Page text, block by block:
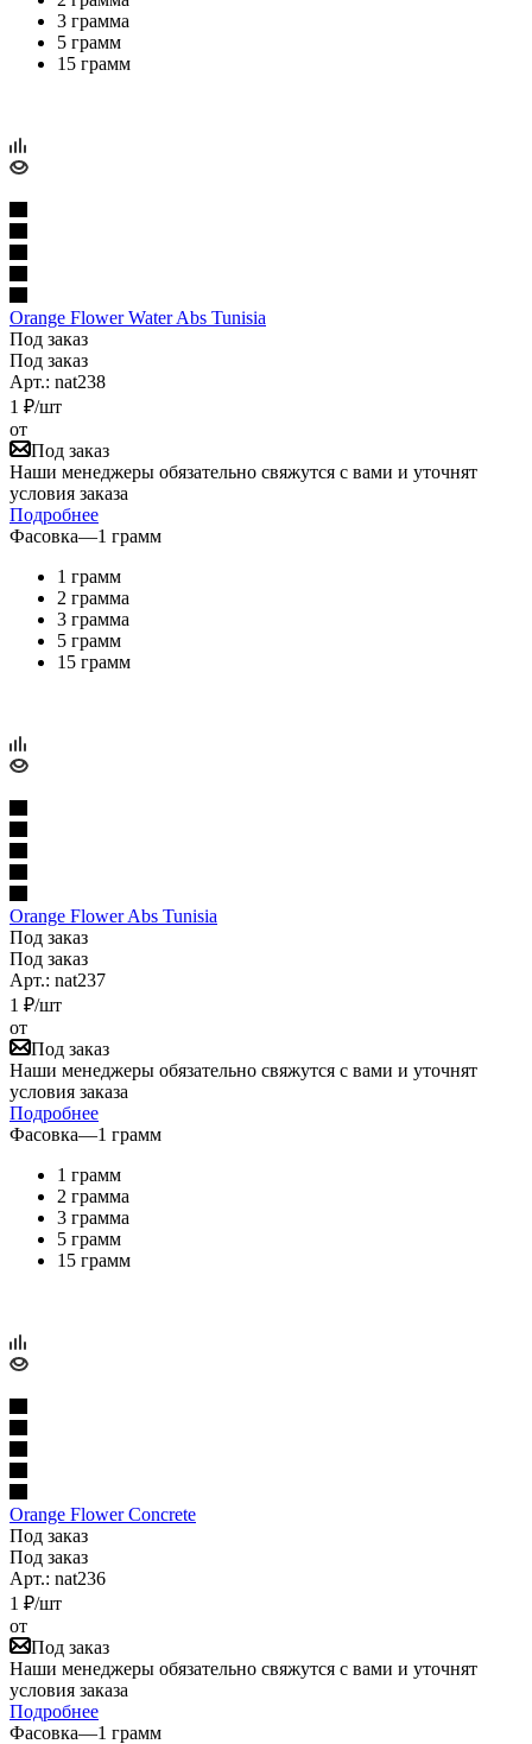
3 грамма
5 грамм
15 грамм
Orange Flower Water Abs Tunisia
Под заказ
Под заказ
Арт.: nat238
1 ₽/шт
от
Под заказ
Наши менеджеры обязательно свяжутся с вами и уточнят
условия заказа
Подробнее
Фасовка—1 грамм
1 грамм
2 грамма
3 грамма
5 грамм
15 грамм
Orange Flower Abs Tunisia
Под заказ
Под заказ
Арт.: nat237
1 ₽/шт
от
Под заказ
Наши менеджеры обязательно свяжутся с вами и уточнят
условия заказа
Подробнее
Фасовка—1 грамм
1 грамм
2 грамма
3 грамма
5 грамм
15 грамм
Orange Flower Concrete
Под заказ
Под заказ
Арт.: nat236
1 ₽/шт
от
Под заказ
Наши менеджеры обязательно свяжутся с вами и уточнят
условия заказа
Подробнее
Фасовка—1 грамм